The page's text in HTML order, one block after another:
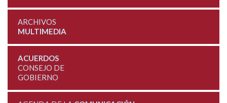
ARCHIVOS
MULTIMEDIA
ACUERDOS
CONSEJO DE
GOBIERNO